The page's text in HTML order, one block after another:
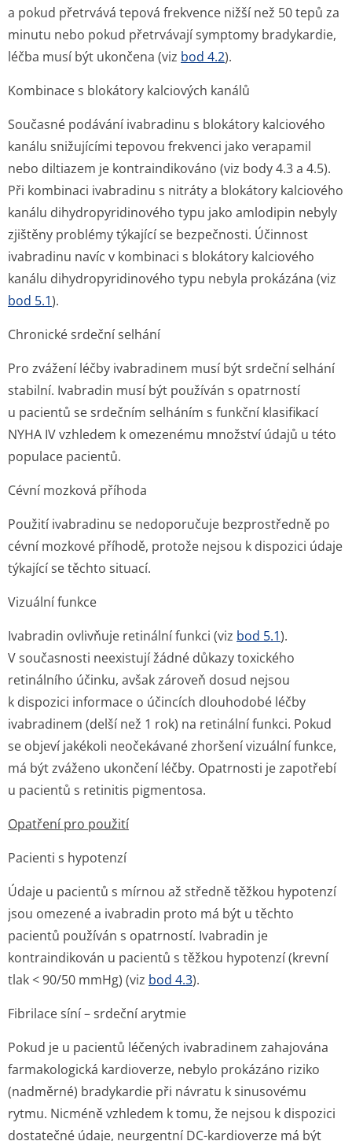
a pokud přetrvává tepová frekvence nižší než 50 tepů za
minutu nebo pokud přetrvávají symptomy bradykardie,
léčba musí být ukončena (viz bod 4.2).
Kombinace s blokátory kalciových kanálů
Současné podávání ivabradinu s blokátory kalciového
kanálu snižujícími tepovou frekvenci jako verapamil
nebo diltiazem je kontraindikováno (viz body 4.3 a 4.5).
Při kombinaci ivabradinu s nitráty a blokátory kalciového
kanálu dihydropyridinového typu jako amlodipin nebyly
zjištěny problémy týkající se bezpečnosti. Účinnost
ivabradinu navíc v kombinaci s blokátory kalciového
kanálu dihydropyridinového typu nebyla prokázána (viz
bod 5.1).
Chronické srdeční selhání
Pro zvážení léčby ivabradinem musí být srdeční selhání
stabilní. Ivabradin musí být používán s opatrností
u pacientů se srdečním selháním s funkční klasifikací
NYHA IV vzhledem k omezenému množství údajů u této
populace pacientů.
Cévní mozková příhoda
Použití ivabradinu se nedoporučuje bezprostředně po
cévní mozkové příhodě, protože nejsou k dispozici údaje
týkající se těchto situací.
Vizuální funkce
Ivabradin ovlivňuje retinální funkci (viz bod 5.1).
V současnosti neexistují žádné důkazy toxického
retinálního účinku, avšak zároveň dosud nejsou
k dispozici informace o účincích dlouhodobé léčby
ivabradinem (delší než 1 rok) na retinální funkci. Pokud
se objeví jakékoli neočekávané zhoršení vizuální funkce,
má být zváženo ukončení léčby. Opatrnosti je zapotřebí
u pacientů s retinitis pigmentosa.
Opatření pro použití
Pacienti s hypotenzí
Údaje u pacientů s mírnou až středně těžkou hypotenzí
jsou omezené a ivabradin proto má být u těchto
pacientů používán s opatrností. Ivabradin je
kontraindikován u pacientů s těžkou hypotenzí (krevní
tlak < 90/50 mmHg) (viz bod 4.3).
Fibrilace síní – srdeční arytmie
Pokud je u pacientů léčených ivabradinem zahajována
farmakologická kardioverze, nebylo prokázáno riziko
(nadměrné) bradykardie při návratu k sinusovému
rytmu. Nicméně vzhledem k tomu, že nejsou k dispozici
dostatečné údaje, neurgentní DC-kardioverze má být